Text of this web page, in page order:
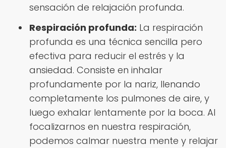
sensación de relajación profunda.
Respiración profunda: La respiración
profunda es una técnica sencilla pero
efectiva para reducir el estrés y la
ansiedad. Consiste en inhalar
profundamente por la nariz, llenando
completamente los pulmones de aire, y
luego exhalar lentamente por la boca. Al
focalizarnos en nuestra respiración,
podemos calmar nuestra mente y relajar